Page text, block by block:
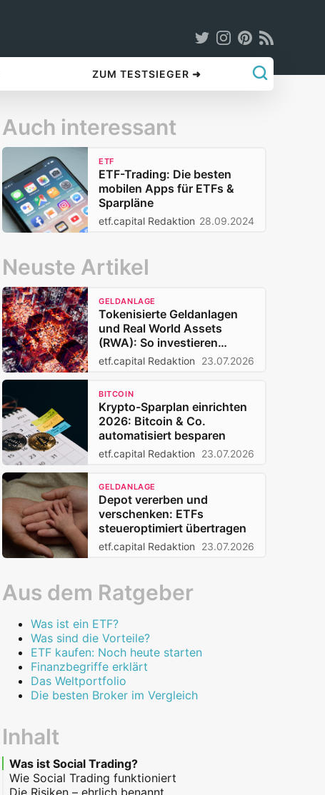
ZUM TESTSIEGER ➜
Auch interessant
ETF
ETF-Trading: Die besten
mobilen Apps für ETFs &
Sparpläne
etf.capital Redaktion 28.09.2024
Neuste Artikel
GELDANLAGE
Tokenisierte Geldanlagen
und Real World Assets
(RWA): So investieren
Privatanleger 2026
etf.capital Redaktion 23.07.2026
BITCOIN
Krypto-Sparplan einrichten
2026: Bitcoin & Co.
automatisiert besparen
etf.capital Redaktion 23.07.2026
GELDANLAGE
Depot vererben und
verschenken: ETFs
steueroptimiert übertragen
etf.capital Redaktion 23.07.2026
Aus dem Ratgeber
Was ist ein ETF?
Was sind die Vorteile?
ETF kaufen: Noch heute starten
Finanzbegriffe erklärt
Das Weltportfolio
Die besten Broker im Vergleich
Inhalt
Was ist Social Trading?
Wie Social Trading funktioniert
Die Risiken – ehrlich benannt